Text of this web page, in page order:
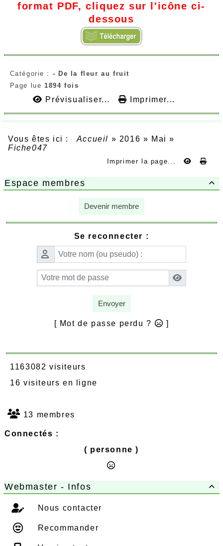
format PDF, cliquez sur l'icône ci-
dessous
Catégorie : - De la fleur au fruit
Page lue 1894 fois
Prévisualiser... Imprimer...
Vous êtes ici : Accueil » 2016 » Mai »
Fiche047
Imprimer la page...

Espace membres
Devenir membre
Se reconnecter :
Envoyer
[ Mot de passe perdu ? ]
1163082 visiteurs
16 visiteurs en ligne
13 membres
Connectés :
( personne )

Webmaster - Infos
Nous contacter
Recommander